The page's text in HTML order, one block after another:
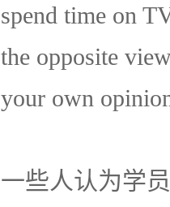
spend time on
the opposite
your own
一些人认为学